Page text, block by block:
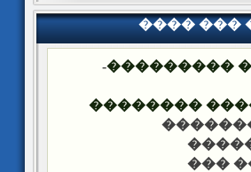
���� ���
��������
-
���� �����
-���
-���
-���